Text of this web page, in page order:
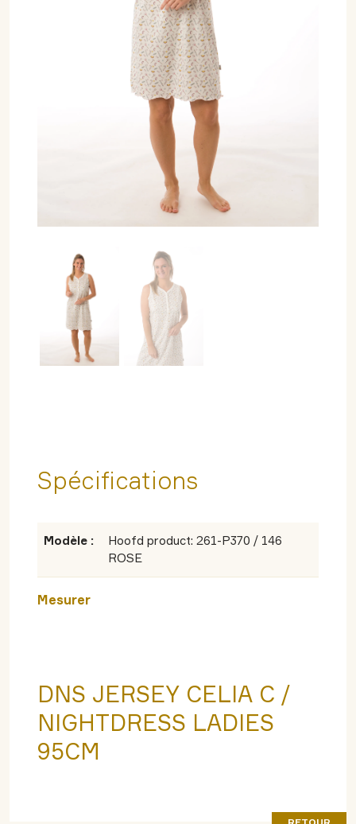
Spécifications
Modèle :
Hoofd product: 261-P370 / 146
ROSE
Mesurer
DNS JERSEY CELIA C /
NIGHTDRESS LADIES
95CM